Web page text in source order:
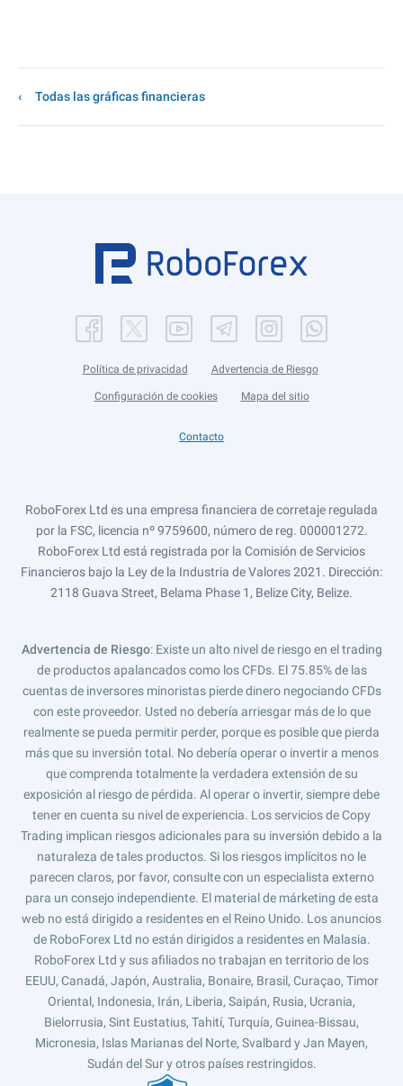
Todas las gráficas financieras
Política de privacidad Advertencia de Riesgo
Configuración de cookies Mapa del sitio
Contacto
RoboForex Ltd es una empresa financiera de corretaje regulada
por la FSC, licencia nº 9759600, número de reg. 000001272.
RoboForex Ltd está registrada por la Comisión de Servicios
Financieros bajo la Ley de la Industria de Valores 2021. Dirección:
2118 Guava Street, Belama Phase 1, Belize City, Belize.
Advertencia de Riesgo: Existe un alto nivel de riesgo en el trading
de productos apalancados como los CFDs. El 75.85% de las
cuentas de inversores minoristas pierde dinero negociando CFDs
con este proveedor. Usted no debería arriesgar más de lo que
realmente se pueda permitir perder, porque es posible que pierda
más que su inversión total. No debería operar o invertir a menos
que comprenda totalmente la verdadera extensión de su
exposición al riesgo de pérdida. Al operar o invertir, siempre debe
tener en cuenta su nivel de experiencia. Los servicios de Copy
Trading implican riesgos adicionales para su inversión debido a la
naturaleza de tales productos. Si los riesgos implícitos no le
parecen claros, por favor, consulte con un especialista externo
para un consejo independiente. El material de márketing de esta
web no está dirigido a residentes en el Reino Unido. Los anuncios
de RoboForex Ltd no están dirigidos a residentes en Malasia.
RoboForex Ltd y sus afiliados no trabajan en territorio de los
EEUU, Canadá, Japón, Australia, Bonaire, Brasil, Curaçao, Timor
Oriental, Indonesia, Irán, Liberia, Saipán, Rusia, Ucrania,
Bielorrusia, Sint Eustatius, Tahití, Turquía, Guinea-Bissau,
Micronesia, Islas Marianas del Norte, Svalbard y Jan Mayen,
Sudán del Sur y otros países restringidos.